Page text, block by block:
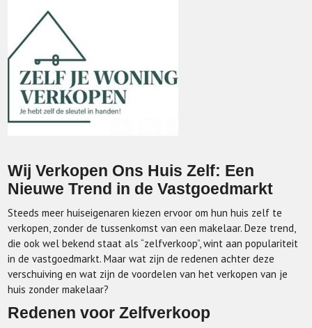
Wij Verkopen Ons Huis Zelf: Een
Nieuwe Trend in de Vastgoedmarkt
Steeds meer huiseigenaren kiezen ervoor om hun huis zelf te
verkopen, zonder de tussenkomst van een makelaar. Deze trend,
die ook wel bekend staat als “zelfverkoop”, wint aan populariteit
in de vastgoedmarkt. Maar wat zijn de redenen achter deze
verschuiving en wat zijn de voordelen van het verkopen van je
huis zonder makelaar?
Redenen voor Zelfverkoop